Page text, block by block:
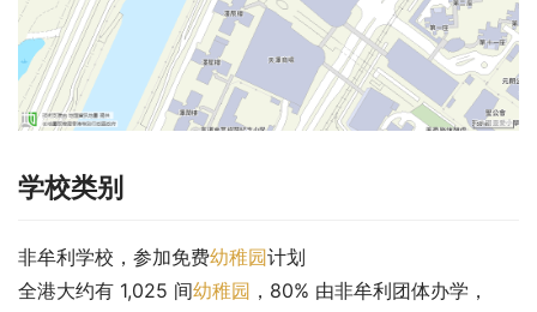
学校类别
非牟利学校，参加免费幼稚园计划
全港大约有 1,025 间幼稚园 ，80% 由非牟利团体办学，